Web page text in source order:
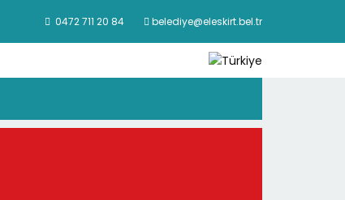
0472 711 20 84 belediye@eleskirt.bel.tr